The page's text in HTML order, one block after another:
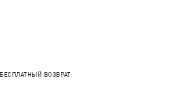
БЕСПЛАТНЫЙ ВОЗВРАТ